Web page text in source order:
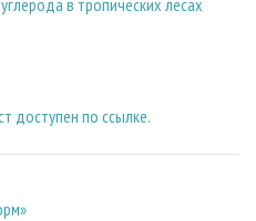
доступен по ссылке.